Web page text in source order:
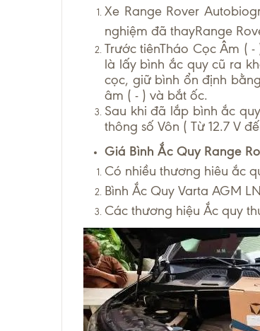
Xe Range Rover
nghiệm đã thayRange
Trước tiênTháo Cọc Âm (
là lấy bình ắc quy cũ ra
cọc, giữ bình ổn định
âm ( - ) và bắt ốc.
Sau khi đã lắp bình ắc
thông số Vôn ( Từ 12.7 V
Giá Bình Ắc Quy Range
Có nhiều thương hiêu ắc
Bình Ắc Quy Varta AGM
Các thương hiệu Ắc quy